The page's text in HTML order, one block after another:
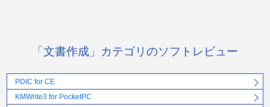
「文書作成」カテゴリのソフトレビュー
PDIC for CE
KMWrite3 for PocketPC